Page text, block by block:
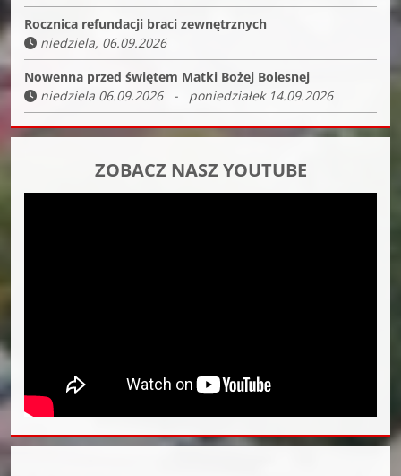
Rocznica refundacji braci zewnętrznych
niedziela, 06.09.2026
Nowenna przed świętem Matki Bożej Bolesnej
niedziela 06.09.2026 - poniedziałek 14.09.2026
ZOBACZ NASZ YOUTUBE